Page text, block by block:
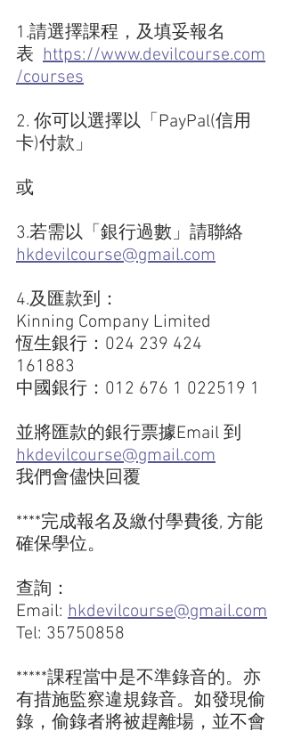
1.請選擇課程，及填妥報名
表 https://www.devilcourse.com
/courses
2. 你可以選擇以「PayPal(信用
卡)付款」
或
3.若需以「銀行過數」請聯絡
hkdevilcourse@gmail.com
4.及匯款到：
Kinning Company Limited
恆生銀行：024 239 424
161883
中國銀行：012 676 1 022519 1
並將匯款的銀行票據Email 到
hkdevilcourse@gmail.com
我們會儘快回覆
****完成報名及繳付學費後, 方能
確保學位。
查詢：
Email: hkdevilcourse@gmail.com
Tel: 35750858
*****課程當中是不準錄音的。亦
有措施監察違規錄音。如發現偷
錄，偷錄者將被趕離場，並不會